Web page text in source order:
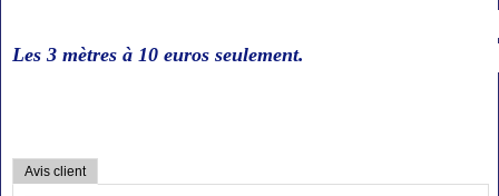
Les 3 mètres à 10 euros seulement.
Avis client